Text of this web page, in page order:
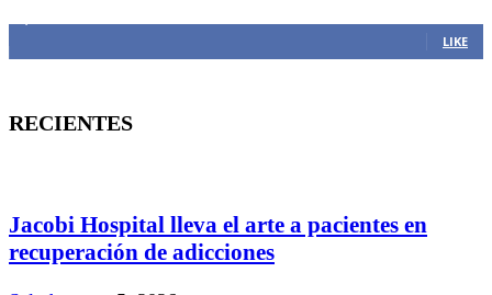
LIKE
RECIENTES
Jacobi Hospital lleva el arte a pacientes en
recuperación de adicciones